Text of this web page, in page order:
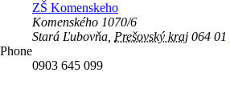
ZŠ Komenskeho
Komenského 1070/6
Stará Ľubovňa Prešovský kraj 064 01
Phone
0903 645 099